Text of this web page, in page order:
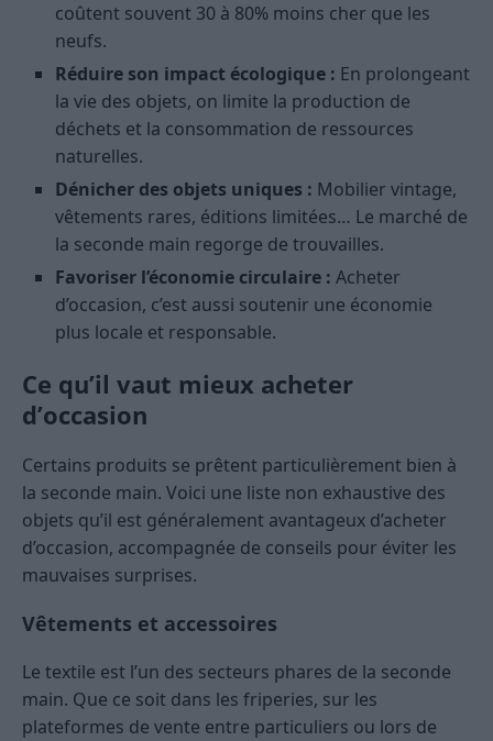
coûtent souvent 30 à 80% moins cher que les
neufs.
Réduire son impact écologique : En prolongeant
la vie des objets, on limite la production de
déchets et la consommation de ressources
naturelles.
Dénicher des objets uniques : Mobilier vintage,
vêtements rares, éditions limitées… Le marché de
la seconde main regorge de trouvailles.
Favoriser l’économie circulaire : Acheter
d’occasion, c’est aussi soutenir une économie
plus locale et responsable.
Ce qu’il vaut mieux acheter
d’occasion
Certains produits se prêtent particulièrement bien à
la seconde main. Voici une liste non exhaustive des
objets qu’il est généralement avantageux d’acheter
d’occasion, accompagnée de conseils pour éviter les
mauvaises surprises.
Vêtements et accessoires
Le textile est l’un des secteurs phares de la seconde
main. Que ce soit dans les friperies, sur les
plateformes de vente entre particuliers ou lors de